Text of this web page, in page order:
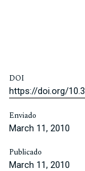
DOI
https://doi.org/
Enviado
March 11, 2010
Publicado
March 11, 2010